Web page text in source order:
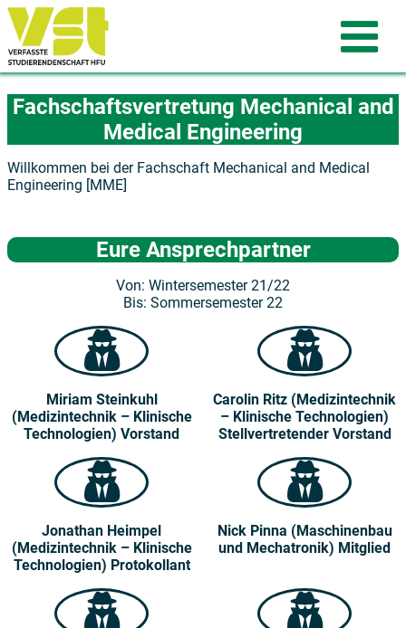
Fachschaftsvertretung Mechanical and
Medical Engineering
Willkommen bei der Fachschaft Mechanical and Medical
Engineering [MME]
Eure Ansprechpartner
Von: Wintersemester 21/22
Bis: Sommersemester 22
Miriam Steinkuhl
(Medizintechnik – Klinische
Technologien) Vorstand
Carolin Ritz (Medizintechnik
– Klinische Technologien)
Stellvertretender Vorstand
Jonathan Heimpel
(Medizintechnik – Klinische
Technologien) Protokollant
Nick Pinna (Maschinenbau
und Mechatronik) Mitglied